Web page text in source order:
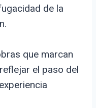
de la
que marcan
el paso del